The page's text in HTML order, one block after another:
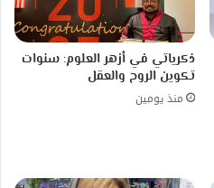
ذكرياتي في أزهر العلوم: سنوات
تكوين الروح والعقل
منذ يومين